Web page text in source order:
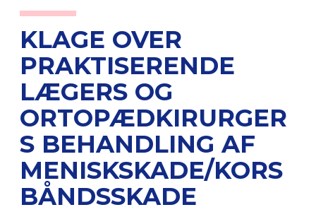
KLAGE OVER
PRAKTISERENDE
LÆGERS OG
ORTOPÆDKIRURGER
S BEHANDLING AF
MENISKSKADE/KORS
BÅNDSSKADE